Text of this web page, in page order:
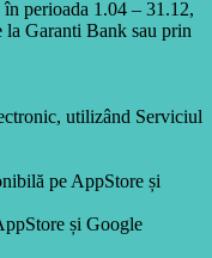
perioada 1.04 – 31.12,
Garanti Bank sau prin
utilizând Serviciul
pe AppStore și
și Google